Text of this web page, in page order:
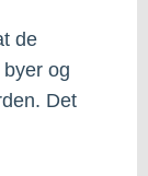
de
og
Det